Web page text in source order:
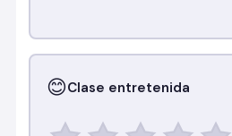
😊Clase entretenida